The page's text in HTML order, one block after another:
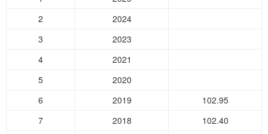
2
2024
3
2023
4
2021
5
2020
6
2019
102.95
7
2018
102.40